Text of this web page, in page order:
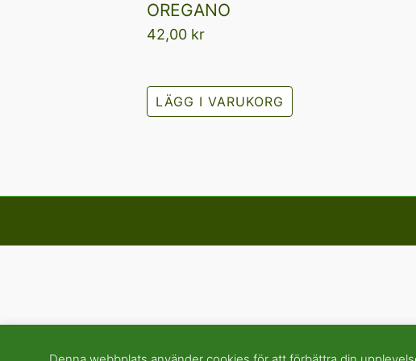
OREGANO
42,00 kr
LÄGG I VARUKORG